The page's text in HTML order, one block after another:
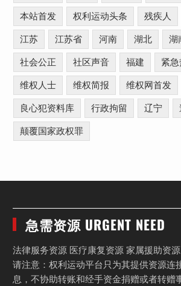
本站首发 权利运动头条 残疾人
江苏 江苏省 河南 湖北 湖
社会公正 社区声音 福建 紧
维权人士 维权简报 维权网首发
良心犯资料库 行政拘留 辽宁
颠覆国家政权罪
急需资源 URGENT NEED
法律服务资源 医疗康复资源 家属援助资
请注意：权利运动平台只为其提供资源连
息，不协助转账和经手资金捐赠或者转赠